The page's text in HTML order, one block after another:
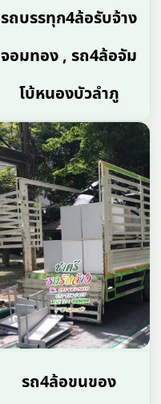
รถบรรทุก4ล้อรับจ้าง
จอมทอง , รถ4ล้อจัม
โบ้หนองบัวลำภู
รถ4ล้อขนของ